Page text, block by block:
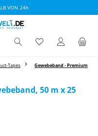
VON 24h
Tapes Gewebeband - Premium
50 m x 25